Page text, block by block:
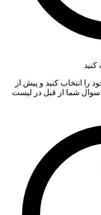
را انتخاب کنید و پیش از
سوال شما از قبل در لیست